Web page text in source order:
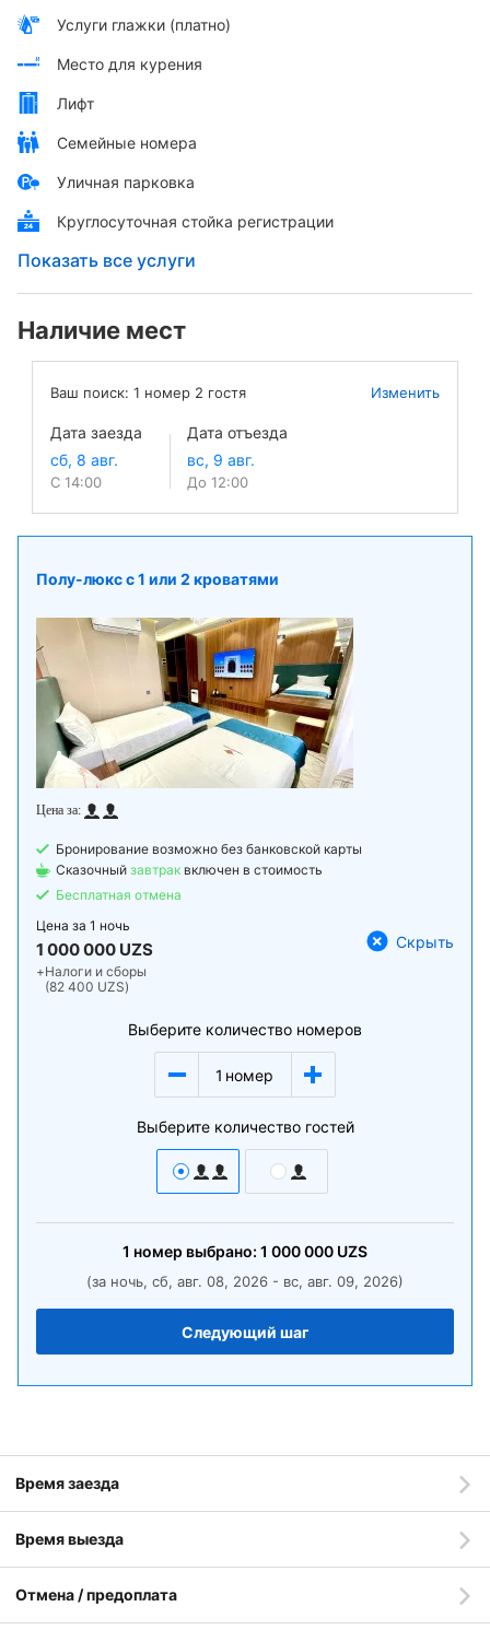
Услуги глажки (платно)
Место для курения
Лифт
Семейные номера
Уличная парковка
Круглосуточная стойка регистрации
Показать все услуги
Наличие мест
Ваш поиск: 1 номер 2 гостя Изменить
Дата заезда
С 14:00
Дата отъезда
До 12:00
Полу-люкс с 1 или 2 кроватями
Бронирование возможно без банковской карты
Сказочный завтрак включен в стоимость
Бесплатная отмена
Цена за 1 ночь
1 000 000 UZS
+Налоги и сборы
(82 400 UZS)
Скрыть
Выберите количество номеров
1 номер
Выберите количество гостей
1 номер выбрано: 1 000 000 UZS
(за ночь, сб, авг. 08, 2026 - вс, авг. 09, 2026)
Следующий шаг
Время заезда
Время выезда
Отмена / предоплата